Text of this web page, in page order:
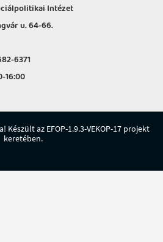
Intézet
u. 64-66.
6371
16:00
az EFOP-1.9.3-VEKOP-17 projekt
keretében.